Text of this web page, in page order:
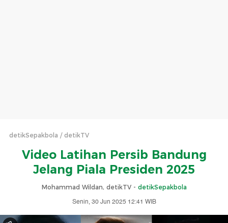
detikSepakbola detikTV
Video Latihan Persib Bandung
Jelang Piala Presiden 2025
Mohammad Wildan, detikTV - detikSepakbola
Senin, 30 Jun 2025 12:41 WIB